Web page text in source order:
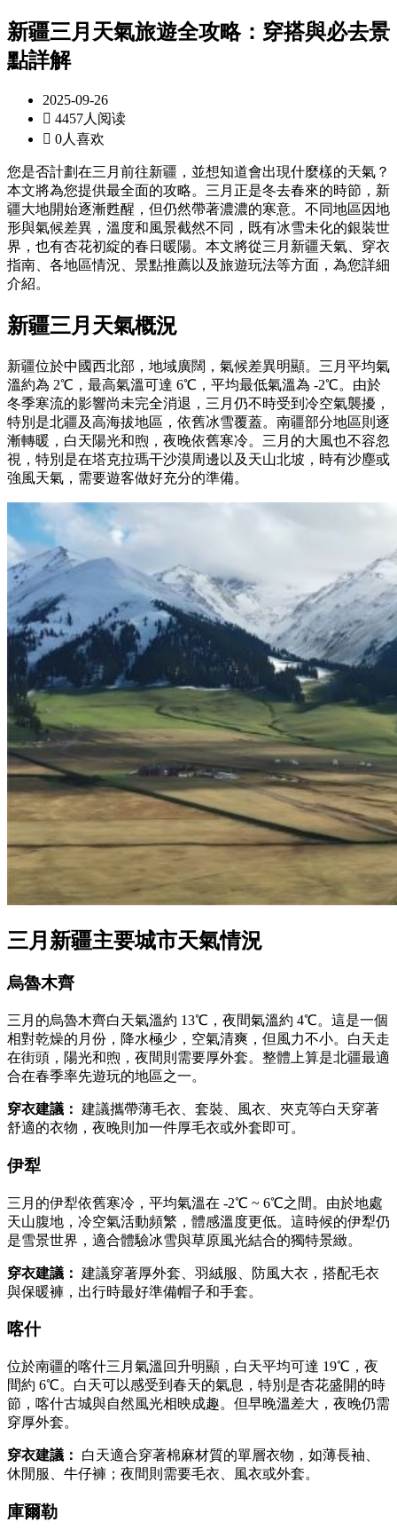
新疆三月天氣旅遊全攻略：穿搭與必去景
點詳解
2025-09-26
 4457人阅读
 0人喜欢
您是否計劃在三月前往新疆，並想知道會出現什麼樣的天氣？
本文將為您提供最全面的攻略。三月正是冬去春來的時節，新
疆大地開始逐漸甦醒，但仍然帶著濃濃的寒意。不同地區因地
形與氣候差異，溫度和風景截然不同，既有冰雪未化的銀裝世
界，也有杏花初綻的春日暖陽。本文將從三月新疆天氣、穿衣
指南、各地區情況、景點推薦以及旅遊玩法等方面，為您詳細
介紹。
新疆三月天氣概況
新疆位於中國西北部，地域廣闊，氣候差異明顯。三月平均氣
溫約為 2℃，最高氣溫可達 6℃，平均最低氣溫為 -2℃。由於
冬季寒流的影響尚未完全消退，三月仍不時受到冷空氣襲擾，
特別是北疆及高海拔地區，依舊冰雪覆蓋。南疆部分地區則逐
漸轉暖，白天陽光和煦，夜晚依舊寒冷。三月的大風也不容忽
視，特別是在塔克拉瑪干沙漠周邊以及天山北坡，時有沙塵或
強風天氣，需要遊客做好充分的準備。
三月新疆主要城市天氣情況
烏魯木齊
三月的烏魯木齊白天氣溫約 13℃，夜間氣溫約 4℃。這是一個
相對乾燥的月份，降水極少，空氣清爽，但風力不小。白天走
在街頭，陽光和煦，夜間則需要厚外套。整體上算是北疆最適
合在春季率先遊玩的地區之一。
穿衣建議： 建議攜帶薄毛衣、套裝、風衣、夾克等白天穿著
舒適的衣物，夜晚則加一件厚毛衣或外套即可。
伊犁
三月的伊犁依舊寒冷，平均氣溫在 -2℃ ~ 6℃之間。由於地處
天山腹地，冷空氣活動頻繁，體感溫度更低。這時候的伊犁仍
是雪景世界，適合體驗冰雪與草原風光結合的獨特景緻。
穿衣建議： 建議穿著厚外套、羽絨服、防風大衣，搭配毛衣
與保暖褲，出行時最好準備帽子和手套。
喀什
位於南疆的喀什三月氣溫回升明顯，白天平均可達 19℃，夜
間約 6℃。白天可以感受到春天的氣息，特別是杏花盛開的時
節，喀什古城與自然風光相映成趣。但早晚溫差大，夜晚仍需
穿厚外套。
穿衣建議：
白天適合穿著棉麻材質的單層衣物，如薄長袖、
休閒服、牛仔褲；夜間則需要毛衣、風衣或外套。
庫爾勒